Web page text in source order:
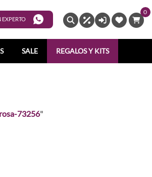
0
SALE REGALOS Y KITS
73256"